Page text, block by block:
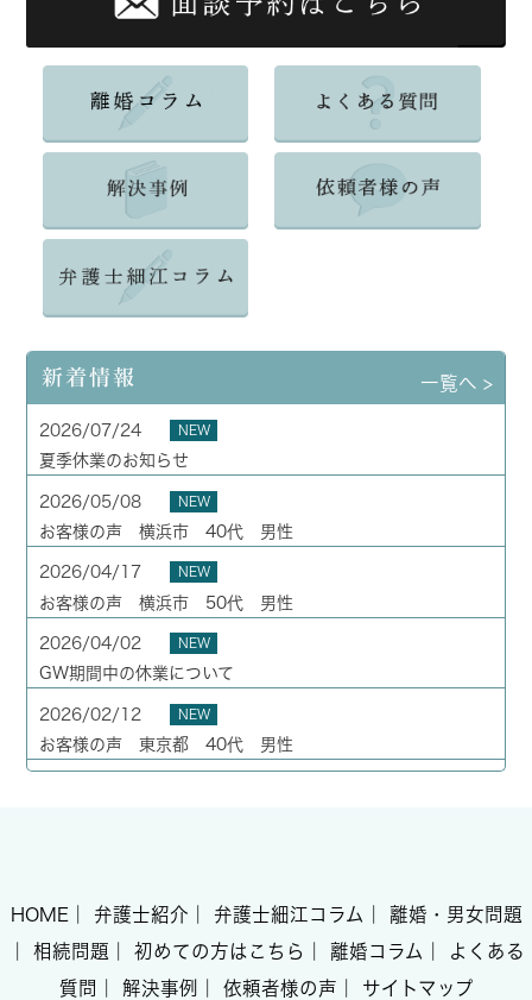
新着情報 一覧へ >
2026/07/24 NEW
夏季休業のお知らせ
2026/05/08 NEW
お客様の声 横浜市 40代 男性
2026/04/17 NEW
お客様の声 横浜市 50代 男性
2026/04/02 NEW
GW期間中の休業について
2026/02/12 NEW
お客様の声 東京都 40代 男性
HOME 弁護士紹介 弁護士細江コラム
離婚・男女問題
相続問題 初めての方はこちら 離婚コラム
よくある
質問
解決事例 依頼者様の声 サイトマップ